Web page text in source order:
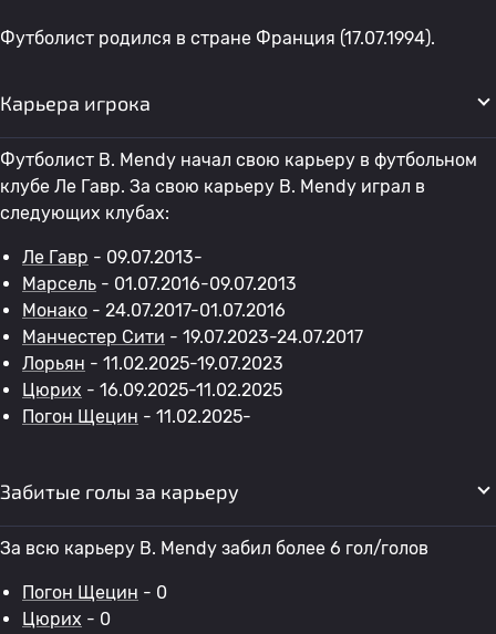
Футболист родился в стране Франция (17.07.1994).
Карьера игрока
Футболист B. Mendy начал свою карьеру в футбольном
клубе Ле Гавр. За свою карьеру B. Mendy играл в
следующих клубах:
Ле Гавр - 09.07.2013-
Марсель - 01.07.2016-09.07.2013
Монако - 24.07.2017-01.07.2016
Манчестер Сити - 19.07.2023-24.07.2017
Лорьян - 11.02.2025-19.07.2023
Цюрих - 16.09.2025-11.02.2025
Погон Щецин - 11.02.2025-
Забитые голы за карьеру
За всю карьеру B. Mendy забил более 6 гол/голов
Погон Щецин - 0
Цюрих - 0